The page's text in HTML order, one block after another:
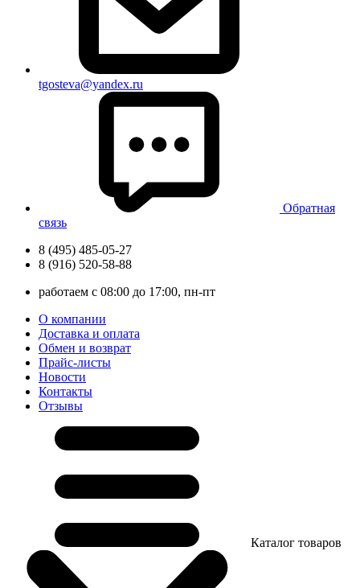
tgosteva@yandex.ru
Обратная
связь
8 (495) 485-05-27
8 (916) 520-58-88
работаем с 08:00 до 17:00, пн-пт
О компании
Доставка и оплата
Обмен и возврат
Прайс-листы
Новости
Контакты
Отзывы
Каталог товаров